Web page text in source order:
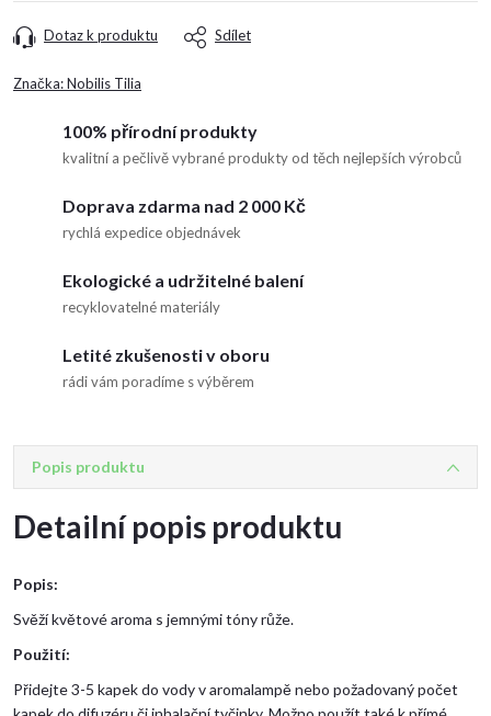
Dotaz k produktu Sdílet
Značka:Nobilis Tilia
100% přírodní produkty
kvalitní a pečlivě vybrané produkty od těch nejlepších výrobců
Doprava zdarma nad 2 000 Kč
rychlá expedice objednávek
Ekologické a udržitelné balení
recyklovatelné materiály
Letité zkušenosti v oboru
rádi vám poradíme s výběrem
Popis produktu
Detailní popis produktu
Popis:
Svěží květové aroma s jemnými tóny růže.
Použití:
Přidejte 3-5 kapek do vody v aromalampě nebo požadovaný počet